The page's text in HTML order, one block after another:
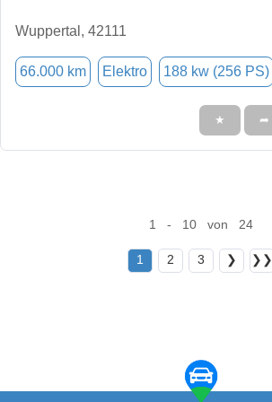
Wuppertal, 42111
66.000 km Elektro 188 kw (256 PS)
★ ➦
1 - 10 von 24
1 2 3 ❯ ❯❯